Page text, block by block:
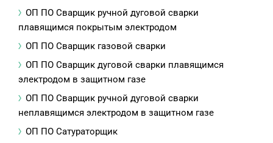
ОП ПО Сварщик ручной дуговой сварки
плавящимся покрытым электродом
ОП ПО Сварщик газовой сварки
ОП ПО Сварщик дуговой сварки плавящимся
электродом в защитном газе
ОП ПО Сварщик ручной дуговой сварки
неплавящимся электродом в защитном газе
ОП ПО Сатураторщик